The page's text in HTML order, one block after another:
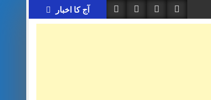
آج کا اخبار